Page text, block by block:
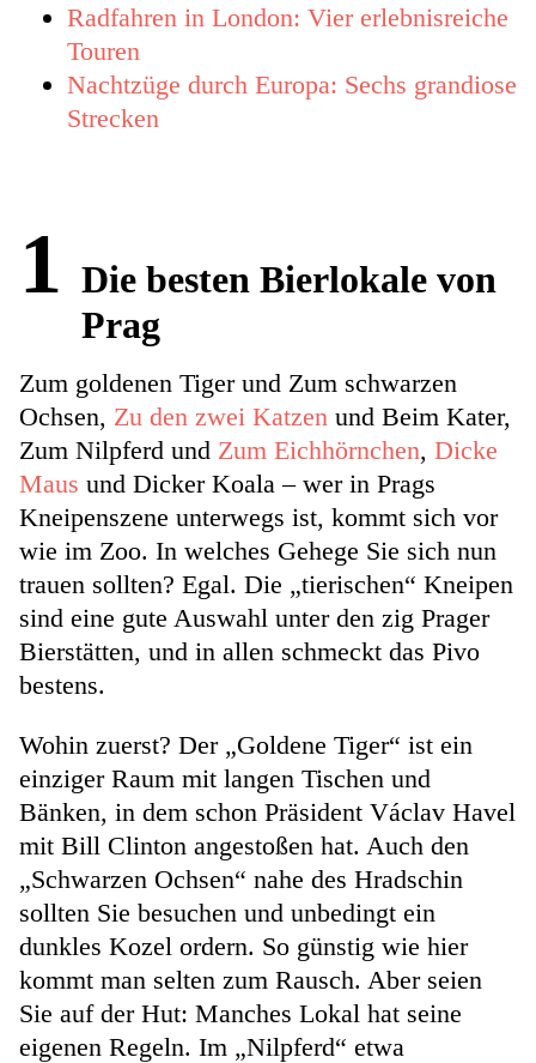
Radfahren in London: Vier erlebnisreiche
Touren
Nachtzüge durch Europa: Sechs grandiose
Strecken
1 Die besten Bierlokale von
Prag
Zum goldenen Tiger und Zum schwarzen
Ochsen, Zu den zwei Katzen und Beim Kater,
Zum Nilpferd und Zum Eichhörnchen, Dicke
Maus und Dicker Koala – wer in Prags
Kneipenszene unterwegs ist, kommt sich vor
wie im Zoo. In welches Gehege Sie sich nun
trauen sollten? Egal. Die „tierischen“ Kneipen
sind eine gute Auswahl unter den zig Prager
Bierstätten, und in allen schmeckt das Pivo
bestens.
Wohin zuerst? Der „Goldene Tiger“ ist ein
einziger Raum mit langen Tischen und
Bänken, in dem schon Präsident Václav Havel
mit Bill Clinton angestoßen hat. Auch den
„Schwarzen Ochsen“ nahe des Hradschin
sollten Sie besuchen und unbedingt ein
dunkles Kozel ordern. So günstig wie hier
kommt man selten zum Rausch. Aber seien
Sie auf der Hut: Manches Lokal hat seine
eigenen Regeln. Im „Nilpferd“ etwa